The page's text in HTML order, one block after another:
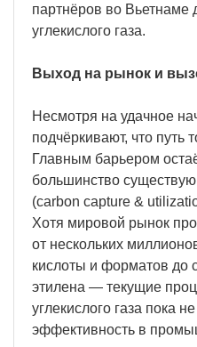
партнёров во
углекислого газа.
Выход на рынок и
Несмотря на удачное
подчёркивают, что путь
Главным барьером
большинство
(carbon capture &
Хотя мировой рынок
от нескольких
кислоты и форматов до
этилена — текущие
углекислого газа пока
эффективность в